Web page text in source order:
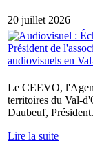
20 juillet 2026
Le CEEVO,
territoires du Val-
Daubeuf,
Lire la suite